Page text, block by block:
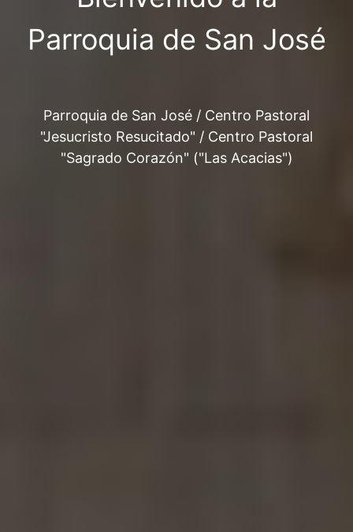
Parroquia de San José
Parroquia de San José / Centro Pastoral
"Jesucristo Resucitado" / Centro Pastoral
"Sagrado Corazón" ("Las Acacias")